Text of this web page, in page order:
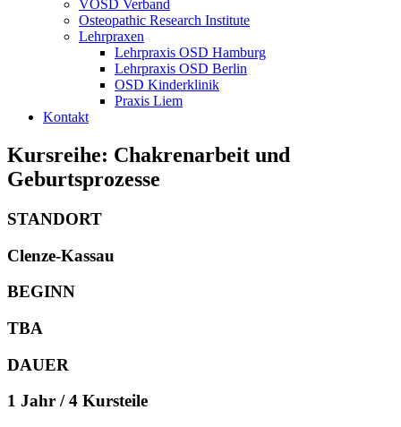
VOSD Verband
Osteopathic Research Institute
Lehrpraxen
Lehrpraxis OSD Hamburg
Lehrpraxis OSD Berlin
OSD Kinderklinik
Praxis Liem
Kontakt
Kursreihe: Chakrenarbeit und
Geburtsprozesse
STANDORT
Clenze-Kassau
BEGINN
TBA
DAUER
1 Jahr / 4 Kursteile